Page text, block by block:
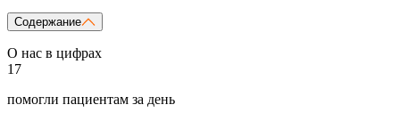
Содержание
О нас в цифрах
17
помогли пациентам за день